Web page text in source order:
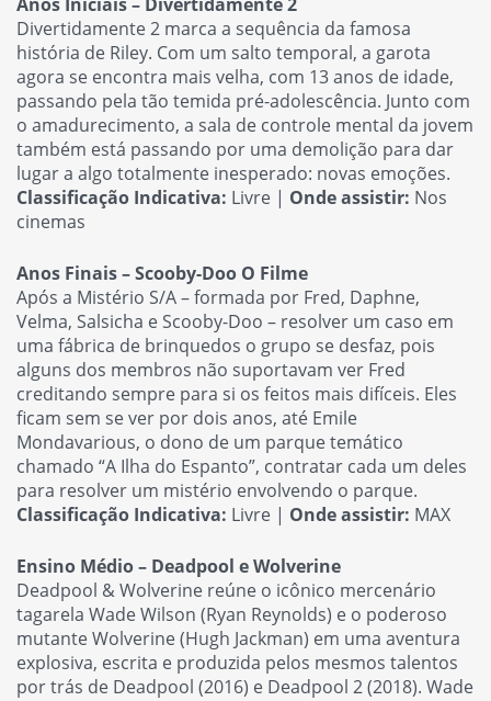
Divertidamente 2 marca a sequência da famosa
história de Riley. Com um salto temporal, a garota
agora se encontra mais velha, com 13 anos de idade,
passando pela tão temida pré-adolescência. Junto com
o amadurecimento, a sala de controle mental da jovem
também está passando por uma demolição para dar
lugar a algo totalmente inesperado: novas emoções.
Classificação Indicativa: Livre | Onde assistir: Nos
cinemas
Anos Finais – Scooby-Doo O Filme
Após a Mistério S/A – formada por Fred, Daphne,
Velma, Salsicha e Scooby-Doo – resolver um caso em
uma fábrica de brinquedos o grupo se desfaz, pois
alguns dos membros não suportavam ver Fred
creditando sempre para si os feitos mais difíceis. Eles
ficam sem se ver por dois anos, até Emile
Mondavarious, o dono de um parque temático
chamado “A Ilha do Espanto”, contratar cada um deles
para resolver um mistério envolvendo o parque.
Classificação Indicativa: Livre | Onde assistir: MAX
Ensino Médio – Deadpool e Wolverine
Deadpool & Wolverine reúne o icônico mercenário
tagarela Wade Wilson (Ryan Reynolds) e o poderoso
mutante Wolverine (Hugh Jackman) em uma aventura
explosiva, escrita e produzida pelos mesmos talentos
por trás de Deadpool (2016) e Deadpool 2 (2018). Wade